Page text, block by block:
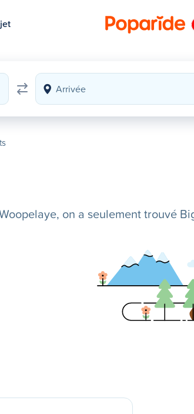
on a seulement trouvé